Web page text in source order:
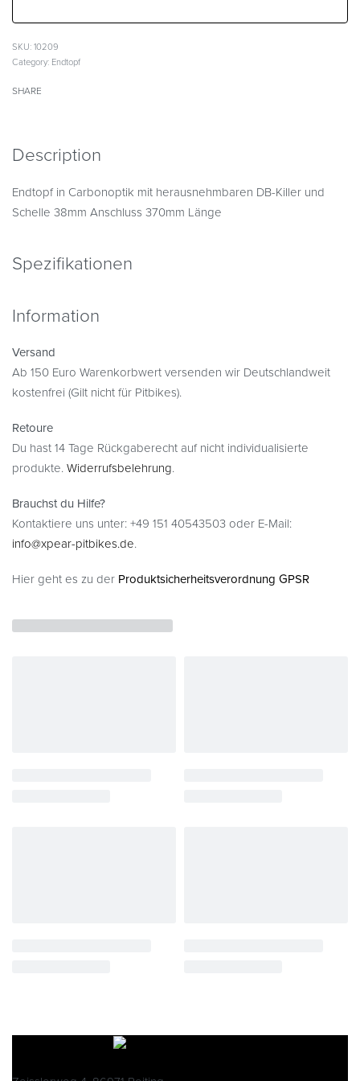
SKU: 10209
Category: Endtopf
SHARE
Description
Endtopf in Carbonoptik mit herausnehmbaren DB-Killer und
Schelle 38mm Anschluss 370mm Länge
Spezifikationen
Information
Versand
Ab 150 Euro Warenkorbwert versenden wir Deutschlandweit
kostenfrei (Gilt nicht für Pitbikes).
Retoure
Du hast 14 Tage Rückgaberecht auf nicht individualisierte
produkte. Widerrufsbelehrung.
Brauchst du Hilfe?
Kontaktiere uns unter: +49 151 40543503 oder E-Mail:
info@xpear-pitbikes.de.
Hier geht es zu der Produktsicherheitsverordnung GPSR